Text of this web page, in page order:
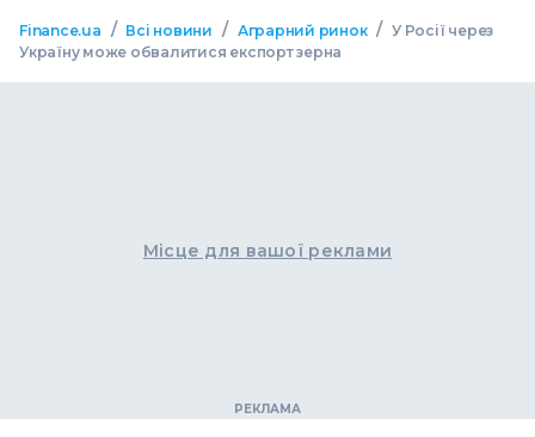
Finance.ua / Всі новини / Аграрний ринок / У Росії через
Україну може обвалитися експорт зерна
Місце для вашої реклами